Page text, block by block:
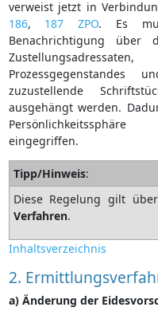
verweist jetzt in
186, 187 ZPO. Es
Benachrichtigung
zuzustellende
ausgehängt werden.
eingegriffen.
Tipp/Hinweis:
Diese Regelung gilt über
Verfahren.
Inhaltsverzeichnis
2.
a) Änderung der